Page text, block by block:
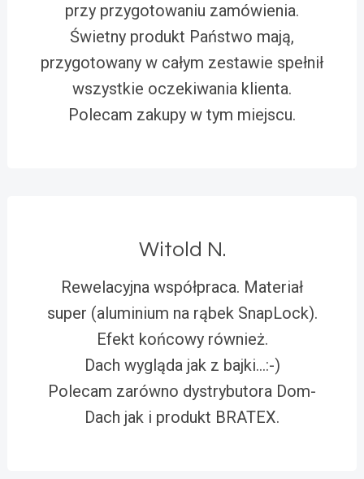
przy przygotowaniu zamówienia.
Świetny produkt Państwo mają,
przygotowany w całym zestawie spełnił
wszystkie oczekiwania klienta.
Polecam zakupy w tym miejscu.
Witold N.
Rewelacyjna współpraca. Materiał
super (aluminium na rąbek SnapLock).
Efekt końcowy również.
Dach wygląda jak z bajki…:-)
Polecam zarówno dystrybutora Dom-
Dach jak i produkt BRATEX.